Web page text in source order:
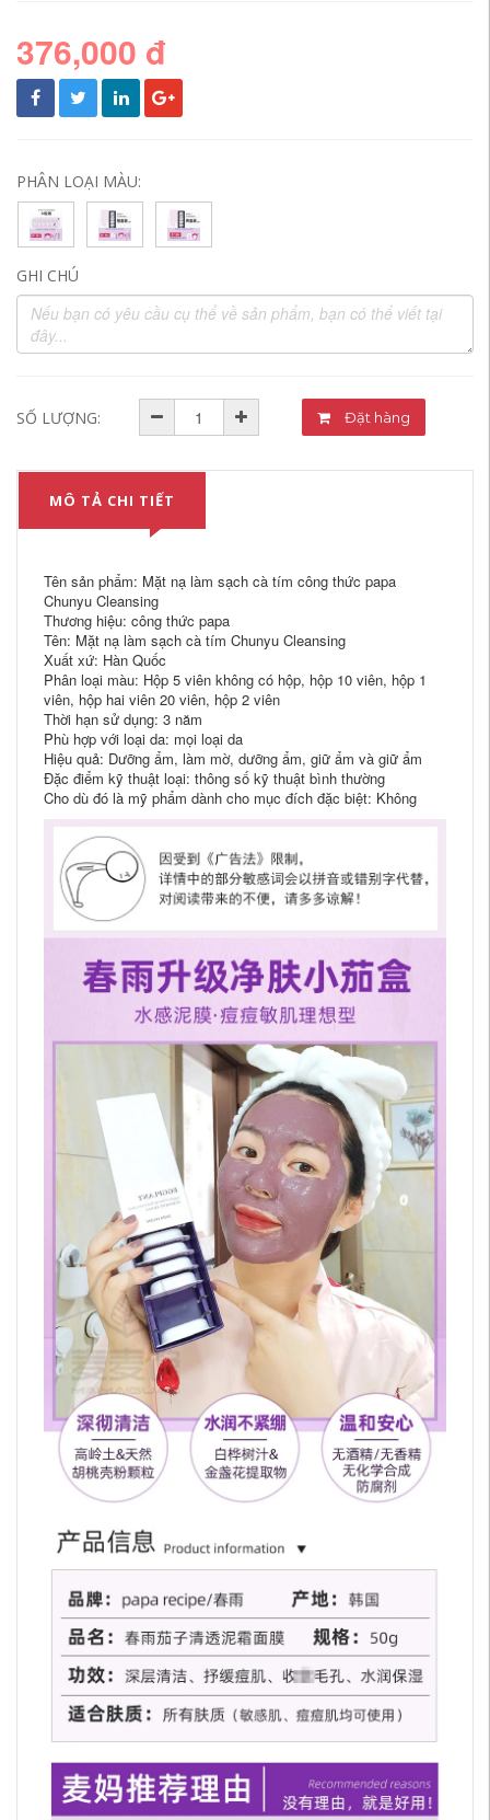
376,000 đ
PHÂN LOẠI MÀU:
GHI CHÚ
SỐ LƯỢNG: Đặt hàng
MÔ TẢ CHI TIẾT
Tên sản phẩm: Mặt nạ làm sạch cà tím công thức papa
Chunyu Cleansing
Thương hiệu: công thức papa
Tên: Mặt nạ làm sạch cà tím Chunyu Cleansing
Xuất xứ: Hàn Quốc
Phân loại màu: Hộp 5 viên không có hộp, hộp 10 viên, hộp 1
viên, hộp hai viên 20 viên, hộp 2 viên
Thời hạn sử dụng: 3 năm
Phù hợp với loại da: mọi loại da
Hiệu quả: Dưỡng ẩm, làm mờ, dưỡng ẩm, giữ ẩm và giữ ẩm
Đặc điểm kỹ thuật loại: thông số kỹ thuật bình thường
Cho dù đó là mỹ phẩm dành cho mục đích đặc biệt: Không